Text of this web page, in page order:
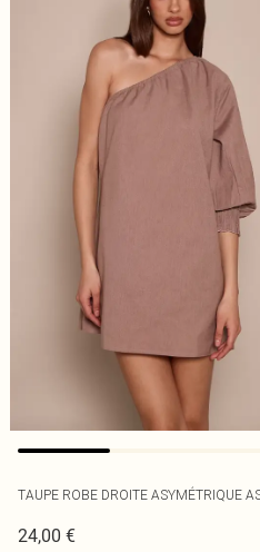
TAUPE ROBE DROITE ASYMÉTRIQUE
24,00 €